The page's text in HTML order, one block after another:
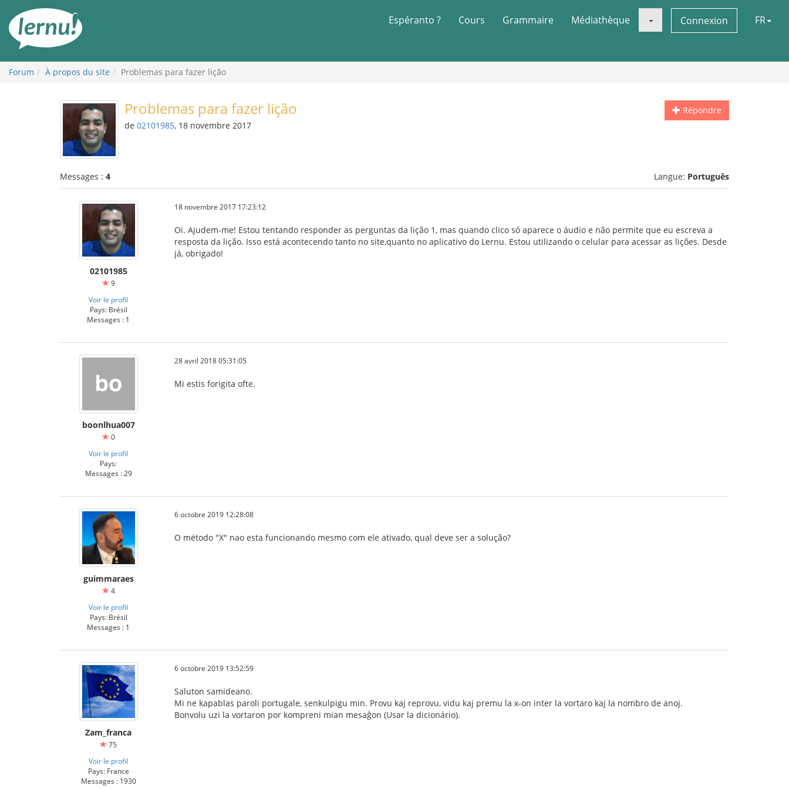
contenu
Espéranto ? Cours Grammaire Médiathèque Connexion FR
Forum À propos du site Problemas para fazer lição
Répondre
Problemas para fazer lição
de 02101985, 18 novembre 2017
Messages : 4 Langue: Português
02101985
9
Voir le profil
Pays: Brésil
Messages : 1
18 novembre 2017 17:23:12
Oi. Ajudem-me! Estou tentando responder as perguntas da lição 1, mas quando clico só aparece o áudio e não permite que eu escreva a
resposta da lição. Isso está acontecendo tanto no site,quanto no aplicativo do Lernu. Estou utilizando o celular para acessar as lições. Desde
já, obrigado!
boonlhua007
0
Voir le profil
Pays:
Messages : 29
28 avril 2018 05:31:05
Mi estis forigita ofte.
guimmaraes
4
Voir le profil
Pays: Brésil
Messages : 1
6 octobre 2019 12:28:08
O método "X" nao esta funcionando mesmo com ele ativado, qual deve ser a solução?
Zam_franca
75
Voir le profil
Pays: France
Messages : 1930
6 octobre 2019 13:52:59
Saluton samideano.
Mi ne kapablas paroli portugale, senkulpigu min. Provu kaj reprovu, vidu kaj premu la x-on inter la vortaro kaj la nombro de anoj.
Bonvolu uzi la vortaron por kompreni mian mesaĝon (Usar la dicionário).